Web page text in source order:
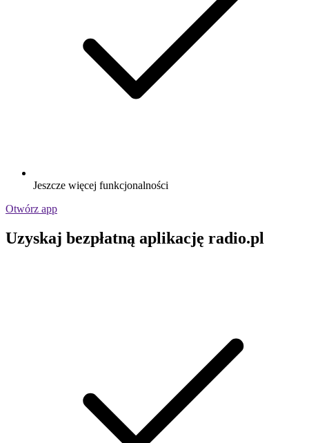
Jeszcze więcej funkcjonalności
Otwórz app
Uzyskaj bezpłatną aplikację radio.pl